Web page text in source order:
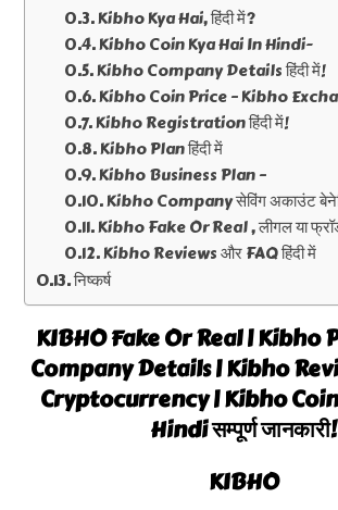
Kibho Kya Hai, हिंदी में?
Kibho Coin Kya Hai In Hindi-
Kibho Company Details हिंदी में!
Kibho Coin Price – Kibho
Kibho Registration हिंदी में!
Kibho Plan हिंदी में
Kibho Business Plan –
Kibho Company सेविंग अकाउंट
Kibho Fake Or Real , लीगल या
Kibho Reviews और FAQ हिंदी में
निष्कर्ष
KIBHO Fake Or Real | Kibho
Company Details | Kibho
Cryptocurrency | Kibho
Hindi सम्पूर्ण जानकारी!
KIBHO